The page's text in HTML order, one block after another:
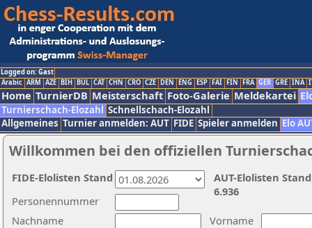
Logged on: Gast
Arabic ARM AZE BIH BUL CAT CHN CRO CZE DEN ENG ESP FAI FIN FRA GER GRE INA
Home TurnierDB Meisterschaft Foto-Galerie Meldekartei
Turnierschach-Elozahl Schnellschach-Elozahl
Allgemeines Turnier anmelden: AUT FIDE Spieler anmelden Elo
Willkommen bei den offiziellen
Nachname
Vorname
Personennummer
AUT-Elolisten
6.936
FIDE-Elolisten Stand